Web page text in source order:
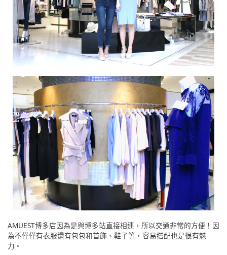
AMUEST博多店因為是與博多站直接相連，所以交通非常的方便！因
為不僅僅有衣服還有包包和首飾、鞋子等，容易搭配也是很有魅
力。